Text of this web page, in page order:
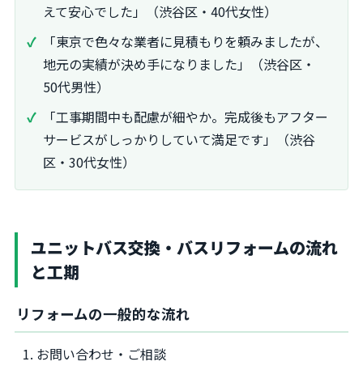
えて安心でした」（渋谷区・40代女性）
「東京で色々な業者に見積もりを頼みましたが、
地元の実績が決め手になりました」（渋谷区・
50代男性）
「工事期間中も配慮が細やか。完成後もアフター
サービスがしっかりしていて満足です」（渋谷
区・30代女性）
ユニットバス交換・バスリフォームの流れ
と工期
リフォームの一般的な流れ
お問い合わせ・ご相談